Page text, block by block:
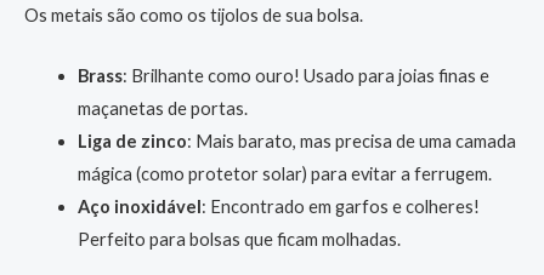
Os metais são como os tijolos de sua bolsa.
Brass: Brilhante como ouro! Usado para joias finas e
maçanetas de portas.
Liga de zinco: Mais barato, mas precisa de uma camada
mágica (como protetor solar) para evitar a ferrugem.
Aço inoxidável: Encontrado em garfos e colheres!
Perfeito para bolsas que ficam molhadas.